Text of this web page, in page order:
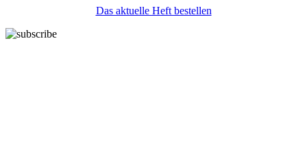
Das aktuelle Heft bestellen